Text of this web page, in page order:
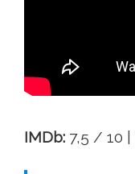
IMDb: 7,5 / 10 |